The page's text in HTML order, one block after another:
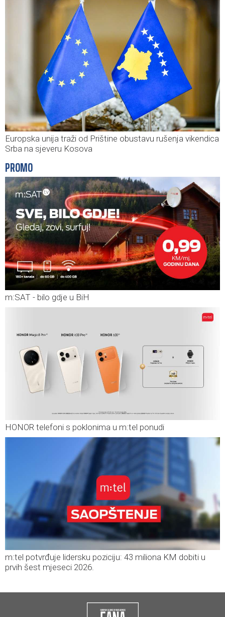
Europska unija traži od Prištine obustavu rušenja vikendica
Srba na sjeveru Kosova
PROMO
m:SAT - bilo gdje u BiH
HONOR telefoni s poklonima u m:tel ponudi
m:tel potvrđuje lidersku poziciju: 43 miliona KM dobiti u
prvih šest mjeseci 2026.